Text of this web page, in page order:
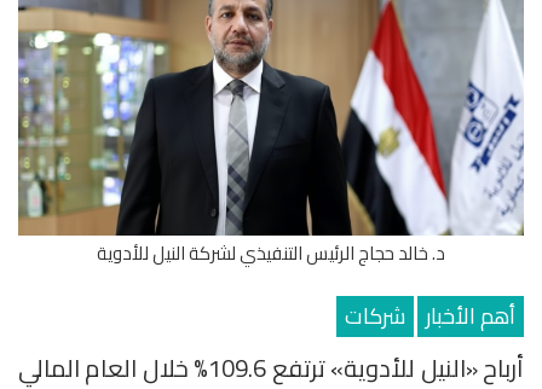
د. خالد حجاج الرئيس التنفيذي لشركة النيل للأدوية
أهم الأخبار شركات
أرباح «النيل للأدوية» ترتفع 109.6% خلال العام المالي